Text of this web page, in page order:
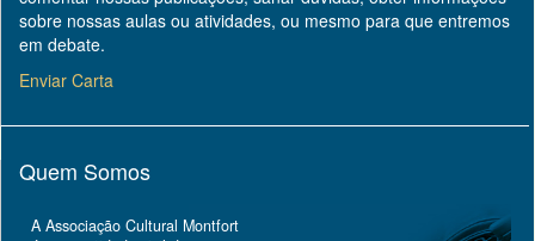
sobre nossas aulas ou atividades, ou mesmo para que entremos
em debate.
Enviar Carta
Quem Somos
A Associação Cultural Montfort